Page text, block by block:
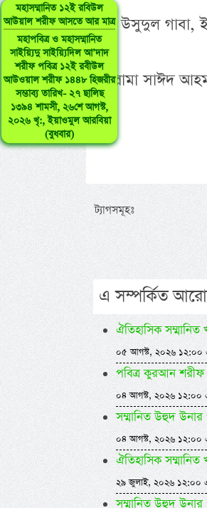
মহাসম্মানিত ১২ই রবিউল
আউয়াল শরীফ আসতে আর মাত্র
মহাপবিত্র ও মহাসম্মানিত
সাইয়্যিদু সাইয়্যিদিল আ’দাদ
শরীফ পবিত্র ১২ই রবীউল
আউওয়াল শরীফ ১৪৪৮ হিজরীর
সম্ভাব্য তারিখ- ২৭ ছালিছ
১৩৯৪ শামসী, ২৬শে আগস্ট,
২০২৬ খৃ:, ইয়াওমুল আরবিয়া
(বুধবার)
সূত্র: উসুদুল গাবা,
-আল্লামা সাঈদ
ট্যাগসমূহঃ
এ সম্পর্কিত
ঐতিহাসিক
০৫ আগস্ট, ২০২৬ ১২:০০
পবিত্র কুরআন শরীফ
০৪ আগস্ট, ২০২৬ ১২:০০
সম্মানিত উহুদ
০৪ আগস্ট, ২০২৬ ১২:০০
ঐতিহাসিক
২৯ জুলাই, ২০২৬ ১২:০০
সম্মানিত উহুদ